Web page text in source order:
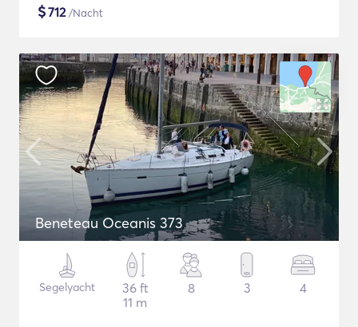
$712/Nacht
Beneteau Oceanis 373
Segelyacht
36 ft
11 m
8 3 4